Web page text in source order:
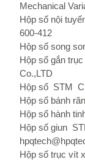
Mechanical
Hộp số nội
600-412
Hộp số song
Hộp số gắn trục
Co.,LTD
Hộp số STM
Hộp số bánh
Hộp số hành
Hộp số giun
Hộp số trục vít